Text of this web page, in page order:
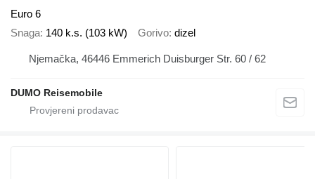
Euro 6
Snaga 140 k.s. (103 kW) Gorivo dizel
Njemačka, 46446 Emmerich Duisburger Str. 60 / 62
DUMO Reisemobile